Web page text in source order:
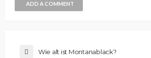
ADD A COMMENT
Wie alt ist Montanablack?